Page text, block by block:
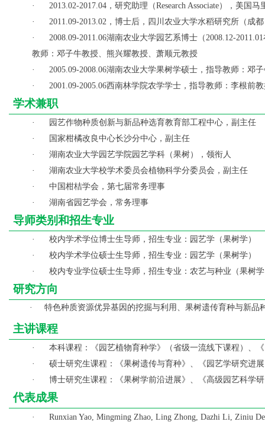
· 2013.02-2017.04 ，研究助理（Research Associate），美国马
· 2011.09-2013.02 ，博士后，四川农业大学水稻研究所（成
· 2008.09-2011.06湖南农业大学园艺系博士（2008.12-2011.01
教师：邓子牛教授、熊兴耀教授、萧顺元教授
· 2005.09-2008.06湖南农业大学果树学硕士，指导教师：邓
· 2001.09-2005.06西南林学院农学学士，指导教师：李根前
学术兼职
· 园艺作物种质创新与新品种选育教育部工程中心，副主任
· 国家柑橘改良中心长沙分中心，副主任
· 湖南农业大学园艺学院园艺学科（果树），领衔人
· 湖南农业大学校学术委员会植物科学分委员会，副主任
· 中国柑桔学会，第七届常务理事
· 湖南省园艺学会，常务理事
导师类别和招生专业
· 校内学术学位博士生导师，招生专业：园艺学（果树学）
· 校内学术学位硕士生导师，招生专业： 园艺学（果树学）
· 校内专业学位硕士生导师，招生专业：农艺与种业（果树
研究方向
· 特色种质资源优异基因的挖掘与利用、果树遗传育种与新
主讲课程
· 本科课程：《园艺植物育种学》（省级一流线下课程）、
· 硕士研究生课程：《果树遗传与育种》、《园艺学研究进
· 博士研究生课程：《果树学前沿进展》、《高级园艺科学
代表成果
·
Runxian Yao, Mingming Zhao, Ling Zhong, Dazhi Li, Ziniu